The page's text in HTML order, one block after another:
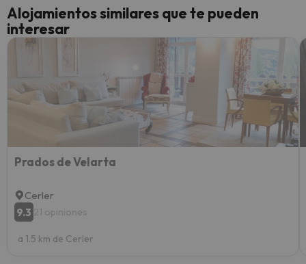
yo.
Alojamientos similares que te pueden
interesar
Prados de Velarta
Cerler
9.3 21 opiniones
a 1.5 km de Cerler